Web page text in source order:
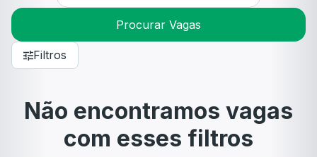
Procurar Vagas
Filtros
Não encontramos vagas
com esses filtros